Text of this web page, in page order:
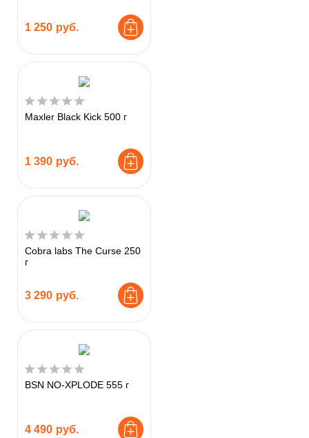
1 250 руб.
Maxler Black Kick 500 г
1 390 руб.
Cobra labs The Curse 250
г
3 290 руб.
BSN NO-XPLODE 555 г
4 490 руб.